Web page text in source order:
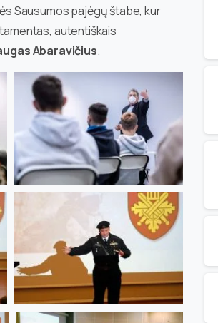
Sausumos pajėgų štabe, kur
autentiškais
Abaravičius.